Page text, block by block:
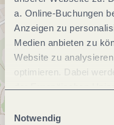
a. Online-Buchungen
Anzeigen zu
Medien anbieten zu
Website zu
optimieren. Dabei
jederzeit widerrufen
Notwendig